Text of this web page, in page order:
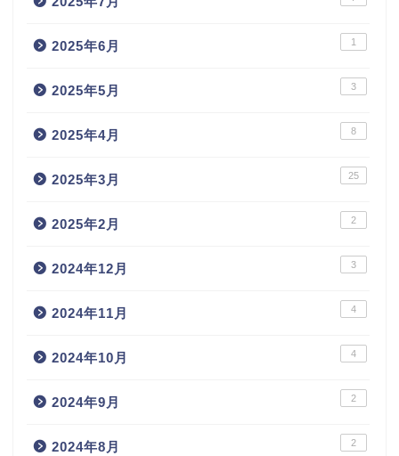
2025年6月 1
2025年5月 3
2025年4月 8
2025年3月 25
2025年2月 2
2024年12月 3
2024年11月 4
2024年10月 4
2024年9月 2
2024年8月 2